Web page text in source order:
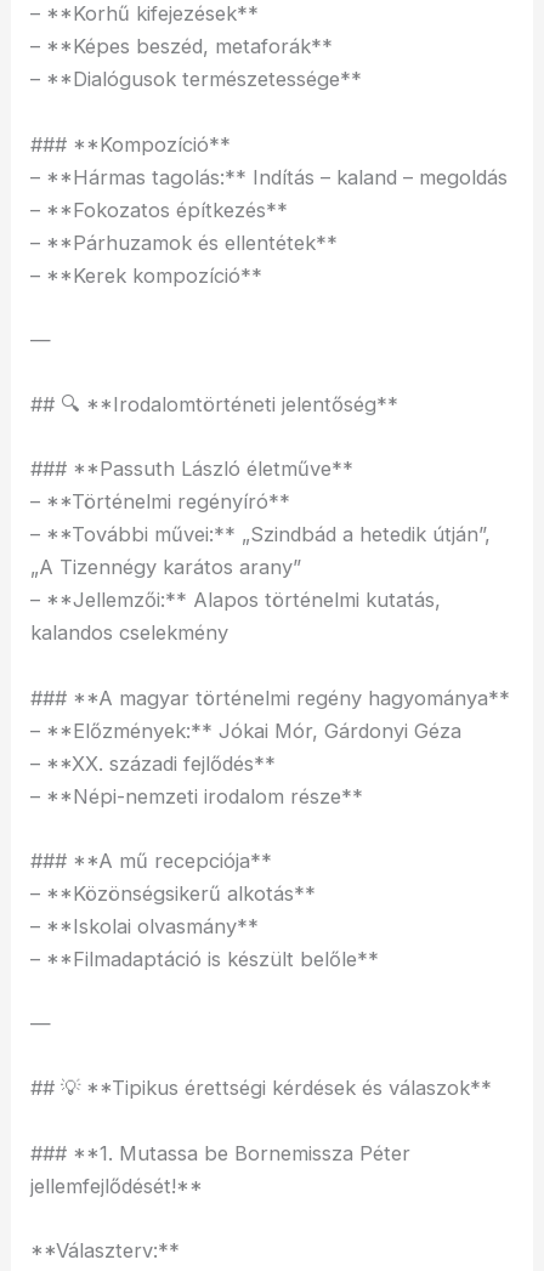
– **Korhű kifejezések**
– **Képes beszéd, metaforák**
– **Dialógusok természetessége**
### **Kompozíció**
– **Hármas tagolás:** Indítás – kaland – megoldás
– **Fokozatos építkezés**
– **Párhuzamok és ellentétek**
– **Kerek kompozíció**
—
## 🔍 **Irodalomtörténeti jelentőség**
### **Passuth László életműve**
– **Történelmi regényíró**
– **További művei:** „Szindbád a hetedik útján”,
„A Tizennégy karátos arany”
– **Jellemzői:** Alapos történelmi kutatás,
kalandos cselekmény
### **A magyar történelmi regény hagyománya**
– **Előzmények:** Jókai Mór, Gárdonyi Géza
– **XX. századi fejlődés**
– **Népi-nemzeti irodalom része**
### **A mű recepciója**
– **Közönségsikerű alkotás**
– **Iskolai olvasmány**
– **Filmadaptáció is készült belőle**
—
## 💡 **Tipikus érettségi kérdések és válaszok**
### **1. Mutassa be Bornemissza Péter
jellemfejlődését!**
**Választerv:**